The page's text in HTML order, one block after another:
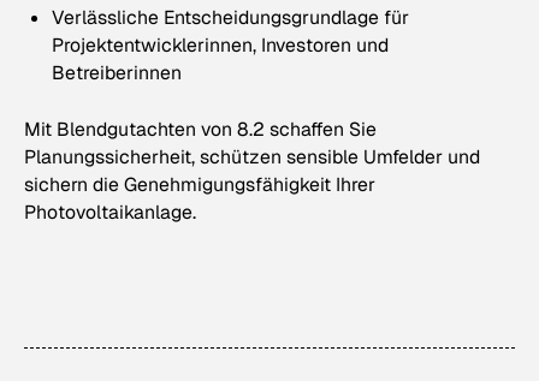
Verlässliche Entscheidungsgrundlage für
Projektentwicklerinnen, Investoren und
Betreiberinnen
Mit Blendgutachten von 8.2 schaffen Sie
Planungssicherheit, schützen sensible Umfelder und
sichern die Genehmigungsfähigkeit Ihrer
Photovoltaikanlage.